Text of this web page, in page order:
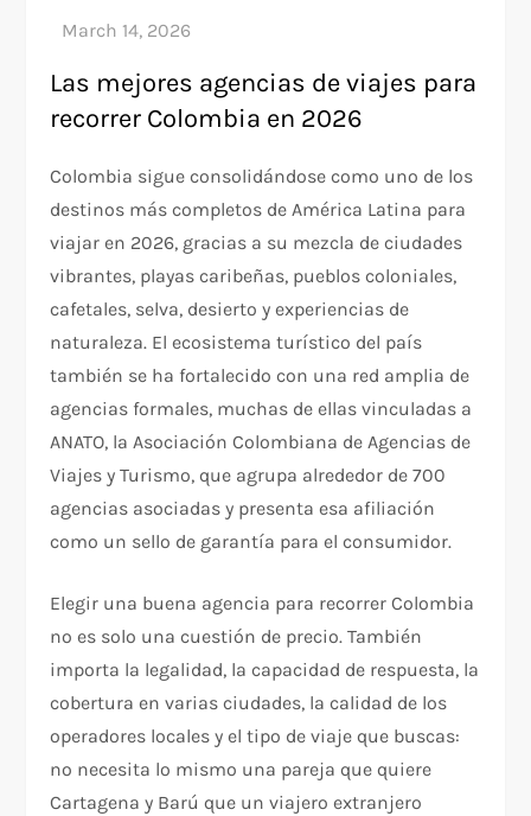
Las mejores agencias de viajes para
recorrer Colombia en 2026
Colombia sigue consolidándose como uno de los
destinos más completos de América Latina para
viajar en 2026, gracias a su mezcla de ciudades
vibrantes, playas caribeñas, pueblos coloniales,
cafetales, selva, desierto y experiencias de
naturaleza. El ecosistema turístico del país
también se ha fortalecido con una red amplia de
agencias formales, muchas de ellas vinculadas a
ANATO, la Asociación Colombiana de Agencias de
Viajes y Turismo, que agrupa alrededor de 700
agencias asociadas y presenta esa afiliación
como un sello de garantía para el consumidor.
Elegir una buena agencia para recorrer Colombia
no es solo una cuestión de precio. También
importa la legalidad, la capacidad de respuesta, la
cobertura en varias ciudades, la calidad de los
operadores locales y el tipo de viaje que buscas:
no necesita lo mismo una pareja que quiere
Cartagena y Barú que un viajero extranjero